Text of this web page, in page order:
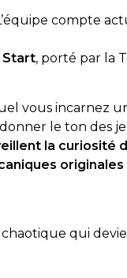
compte
Start, porté par la
vous incarnez
le ton des
la curiosité
originales
qui